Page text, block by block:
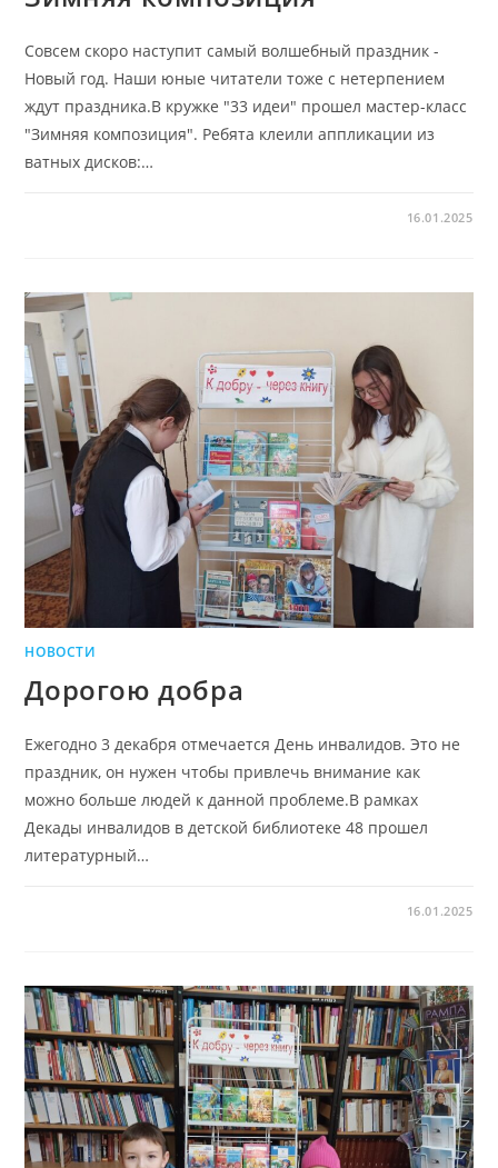
Совсем скоро наступит самый волшебный праздник -
Новый год. Наши юные читатели тоже с нетерпением
ждут праздника.В кружке "33 идеи" прошел мастер-класс
"Зимняя композиция". Ребята клеили аппликации из
ватных дисков:…
16.01.2025
НОВОСТИ
Дорогою добра
Ежегодно 3 декабря отмечается День инвалидов. Это не
праздник, он нужен чтобы привлечь внимание как
можно больше людей к данной проблеме.В рамках
Декады инвалидов в детской библиотеке 48 прошел
литературный…
16.01.2025